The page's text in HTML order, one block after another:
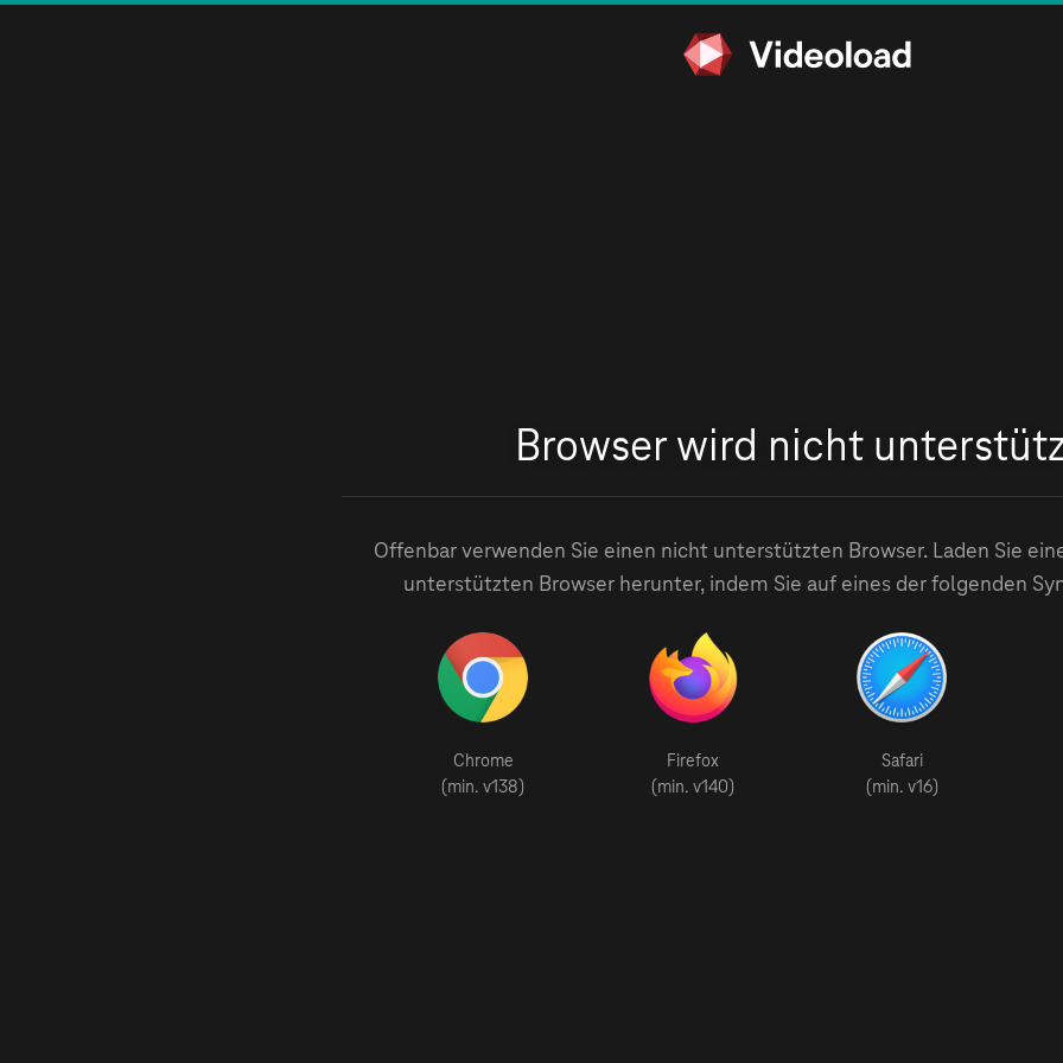
Browser wird nicht
Offenbar verwenden Sie einen nicht unterstützten Browser. Laden Sie
unterstützten Browser herunter, indem Sie auf eines der folgenden
Chrome
(min. v138)
Firefox
(min. v140)
Safari
(min. v16)